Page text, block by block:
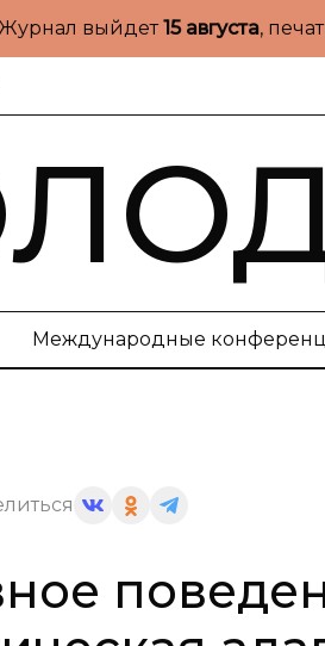
Журнал выйдет15 августа,
Международные